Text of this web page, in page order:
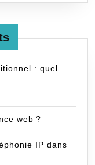
: quel
web ?
IP dans